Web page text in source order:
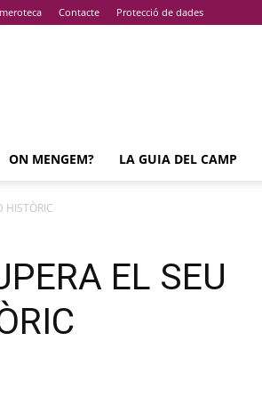
Contacte Protecció de dades
ON MENGEM? LA GUIA DEL CAMP
HISTÒRIC
EL SEU